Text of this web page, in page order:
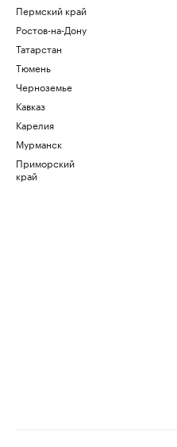
Пермский край
Ростов-на-Дону
Татарстан
Тюмень
Черноземье
Кавказ
Карелия
Мурманск
Приморский
край